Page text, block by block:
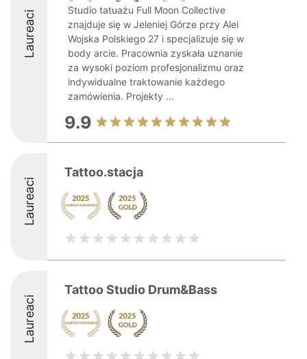
Laureaci
Studio tatuażu Full Moon Collective
znajduje się w Jeleniej Górze przy Alei
Wojska Polskiego 27 i specjalizuje się w
body arcie. Pracownia zyskała uznanie
za wysoki poziom profesjonalizmu oraz
indywidualne traktowanie każdego
zamówienia. Projekty ...
9.9
Laureaci
Tattoo.stacja
Laureaci
Tattoo Studio Drum&Bass